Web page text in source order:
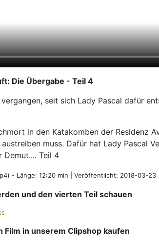
Die Übergabe - Teil 4
seit sich Lady Pascal dafür
in den Katakomben der Residenz
muss. Dafür hat Lady Pascal
Demut.... Teil 4
- Länge: 12:20 min | Veröffentlicht: 2018-03-23
und den vierten Teil schauen
Film in unserem Clipshop kaufen